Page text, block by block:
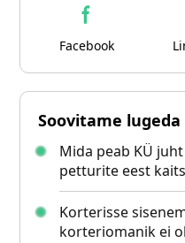
Facebook
Soovitame lugeda
Mida peab KÜ
petturite eest
Korterisse
korteriomanik ei